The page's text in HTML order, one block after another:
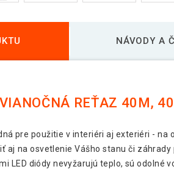
NÁVODY A
REŤAZ 40M,
pre použitie v interiéri aj exteriéri - na
aj na osvetlenie Vášho stanu či
LED diódy nevyžarujú teplo, sú